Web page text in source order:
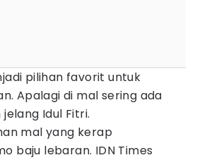
pilihan favorit untuk
Apalagi di mal sering ada
Idul Fitri.
mal yang kerap
baju lebaran. IDN Times